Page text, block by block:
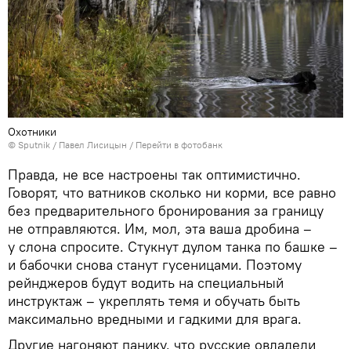
Охотники
© Sputnik / Павел Лисицын / Перейти в фотобанк
Правда, не все настроены так оптимистично.
Говорят, что ватников сколько ни корми, все равно
без предварительного бронирования за границу
не отправляются. Им, мол, эта ваша дробина –
у слона спросите. Стукнут дулом танка по башке –
и бабочки снова станут гусеницами. Поэтому
рейнджеров будут водить на специальный
инструктаж – укреплять темя и обучать быть
максимально вредными и гадкими для врага.
Другие нагоняют панику, что русские овладели